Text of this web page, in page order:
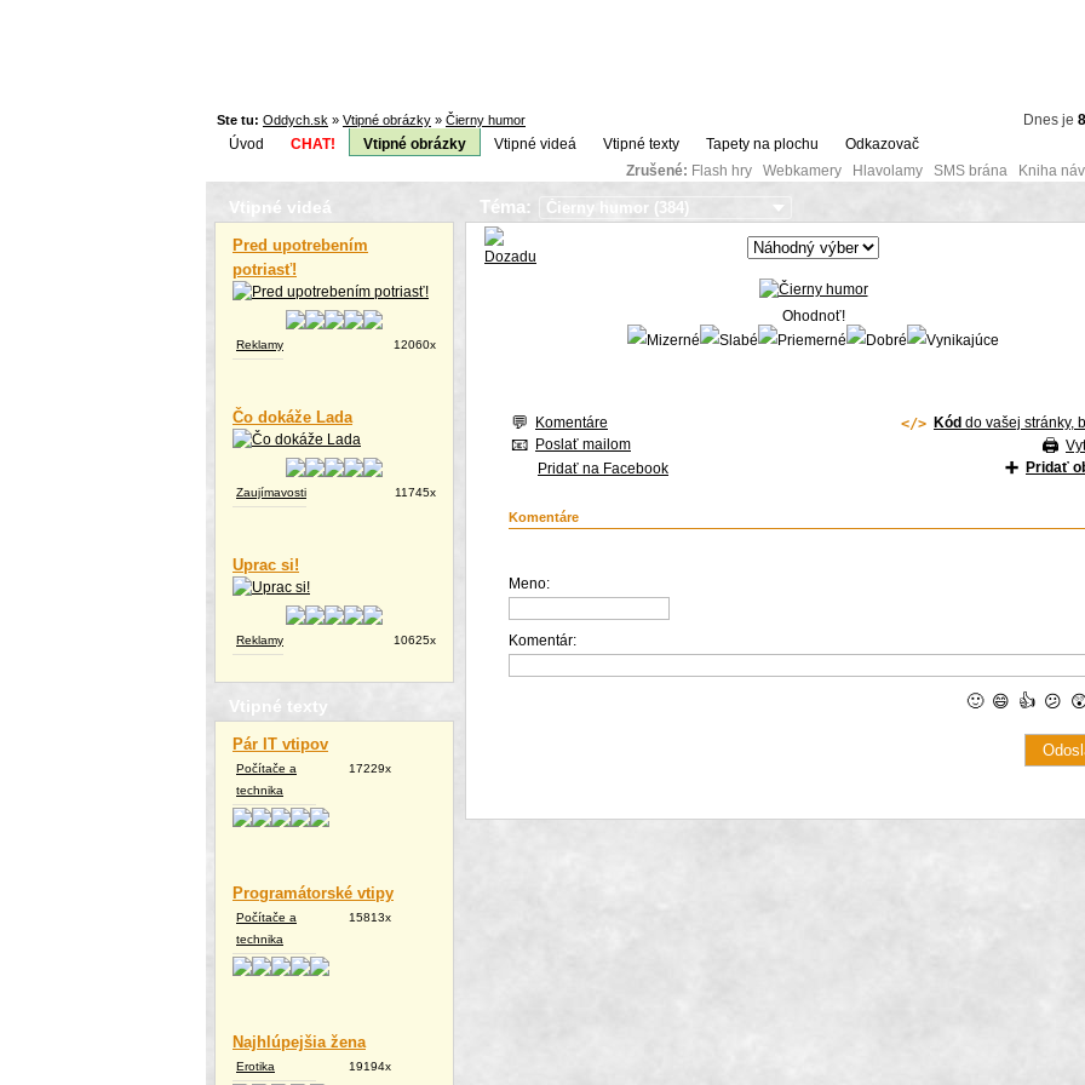
Ste tu: Oddych.sk » Vtipné obrázky » Čierny humor Dnes je
Úvod
CHAT! Vtipné obrázky Vtipné videá Vtipné texty Tapety na plochu
Odkazovač
Zrušené: Flash hry Webkamery Hlavolamy SMS brána Kniha
Vtipné videá
Pred upotrebením
potriasť!
Reklamy 12060x
Čo dokáže Lada
Zaujímavosti 11745x
Uprac si!
Reklamy 10625x
Vtipné texty
Pár IT vtipov
Počítače a
technika
17229x
Programátorské vtipy
Počítače a
technika
15813x
Najhlúpejšia žena
Erotika 19194x
Téma:
Ohodnoť!
Komentáre
Poslať mailom
Pridať na Facebook
Kód do vašej stránky,
Pridať
Komentáre
Meno:
Komentár:
🙂 😄 👍 😕